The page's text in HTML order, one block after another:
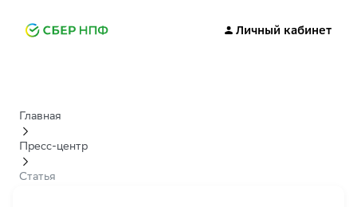
Личный кабинет
Главная
Пресс-центр
Статья